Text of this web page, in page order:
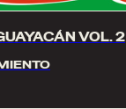
VOL. 2